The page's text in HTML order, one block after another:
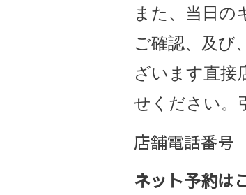
また、当日の
ご確認、及び
ざいます直接
せください。
店舗電話番号
ネット予約は